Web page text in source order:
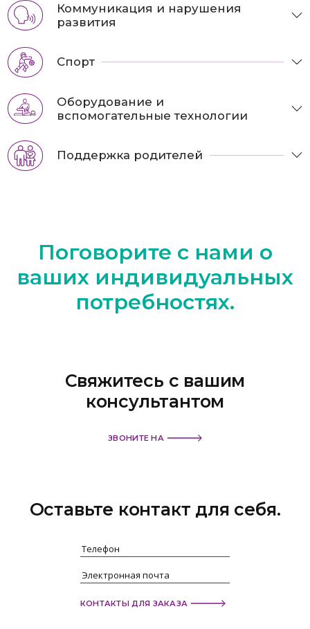
Коммуникация и нарушения
развития
Спорт
Оборудование и
вспомогательные технологии
Поддержка родителей
Поговорите с нами о
ваших индивидуальных
потребностях.
Свяжитесь с вашим
консультантом
ЗВОНИТЕ НА
Оставьте контакт для себя.
КОНТАКТЫ ДЛЯ ЗАКАЗА